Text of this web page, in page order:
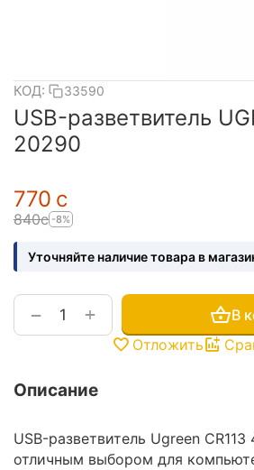
КОД: 33590
USB-разветвитель
20290
‍770‍ с
‍840‍с -8%
Уточняйте наличие товара в
+
−
В
Отложить
Описание
USB-разветвитель Ugreen
отличным выбором для